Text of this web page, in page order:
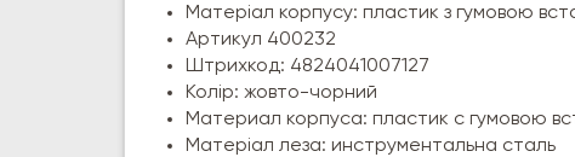
Матеріал корпусу: пластик з гумовою
Артикул 400232
Штрихкод: 4824041007127
Колір: жовто-чорний
Материал корпуса: пластик с гумовою
Матеріал леза: инструментальна сталь